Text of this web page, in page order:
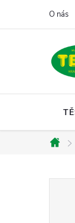
O nás
Domů